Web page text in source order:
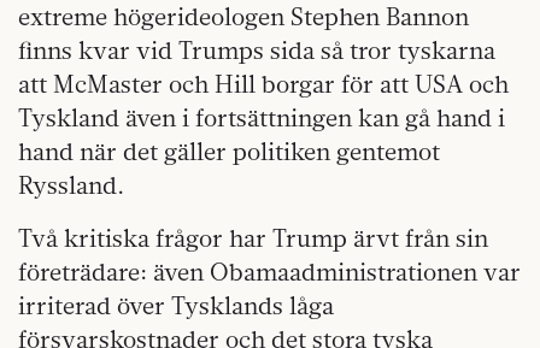
extreme högerideologen Stephen Bannon
finns kvar vid Trumps sida så tror tyskarna
att McMaster och Hill borgar för att USA och
Tyskland även i fortsättningen kan gå hand i
hand när det gäller politiken gentemot
Ryssland.
Två kritiska frågor har Trump ärvt från sin
företrädare: även Obamaadministrationen var
irriterad över Tysklands låga
försvarskostnader och det stora tyska